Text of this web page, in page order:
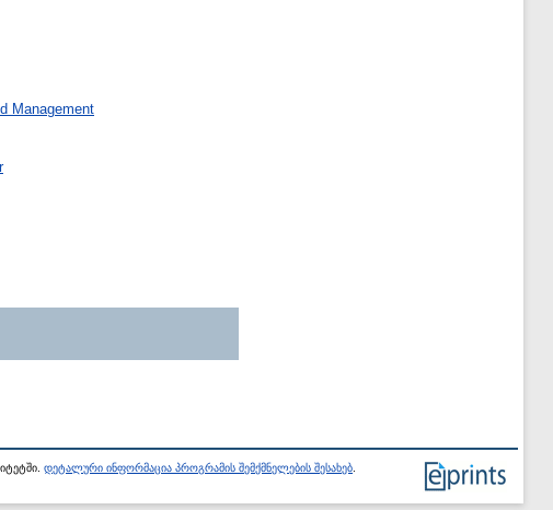
Management
დეტალური ინფორმაცია პროგრამის შემქმნელების შესახებ